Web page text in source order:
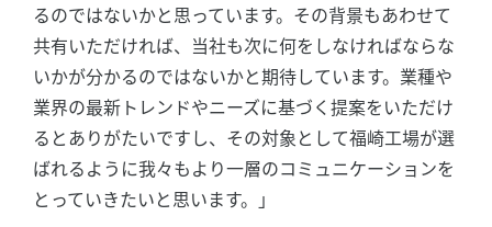
るのではないかと思っています。その背景もあわせて
共有いただければ、当社も次に何をしなければならな
いかが分かるのではないかと期待しています。業種や
業界の最新トレンドやニーズに基づく提案をいただけ
るとありがたいですし、その対象として福崎工場が選
ばれるように我々もより一層のコミュニケーションを
とっていきたいと思います。」